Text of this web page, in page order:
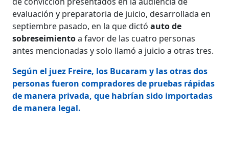
evaluación y preparatoria de juicio, desarrollada en
septiembre pasado, en la que dictó auto de
sobreseimientoa favor de las cuatro personas
antes mencionadas y solo llamó a juicio a otras tres.
Según el juez Freire, los Bucaram y las otras dos
personas fueron compradores de pruebas rápidas
de manera privada, que habrían sido importadas
de manera legal.